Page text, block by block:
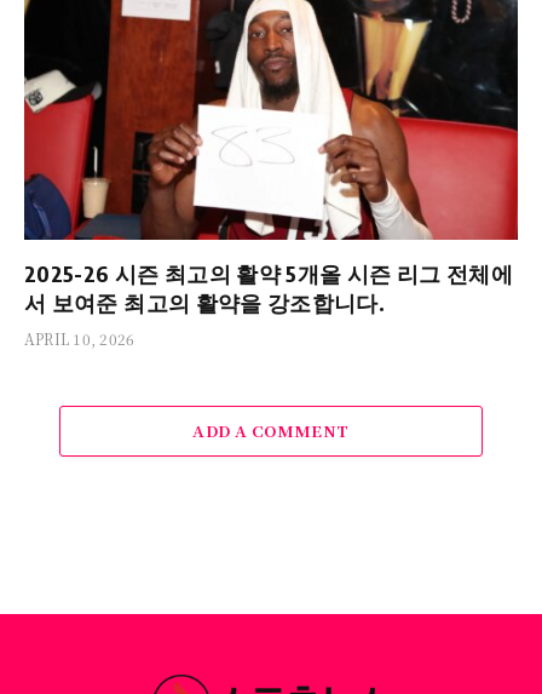
2025-26 시즌 최고의 활약 5개올 시즌 리그 전체에
서 보여준 최고의 활약을 강조합니다.
APRIL 10, 2026
ADD A COMMENT